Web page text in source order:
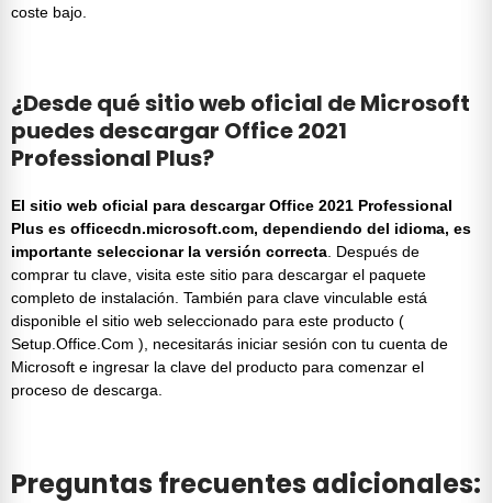
coste bajo.
¿Desde qué sitio web oficial de Microsoft
puedes descargar Office 2021
Professional Plus?
El sitio web oficial para descargarOffice 2021 Professional
Plus es officecdn.microsoft.com, dependiendo del idioma, es
importante seleccionar la versión correcta . Después de
comprar tu clave, visita este sitio para descargar el paquete
completo de instalación. También para clave vinculable está
disponible el sitio web seleccionado para este producto (
Setup.Office.Com ), necesitarás iniciar sesión con tu cuenta de
Microsoft e ingresar la clave del producto para comenzar el
proceso de descarga.
Preguntas frecuentes adicionales: